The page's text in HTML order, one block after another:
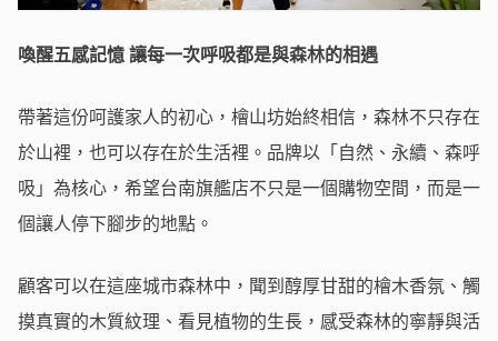
喚醒五感記憶 讓每一次呼吸都是與森林的相遇
帶著這份呵護家人的初心，檜山坊始終相信，森林不只存在
於山裡，也可以存在於生活裡。品牌以「自然、永續、森呼
吸」為核心，希望台南旗艦店不只是一個購物空間，而是一
個讓人停下腳步的地點。
顧客可以在這座城市森林中，聞到醇厚甘甜的檜木香氛、觸
摸真實的木質紋理、看見植物的生長，感受森林的寧靜與活